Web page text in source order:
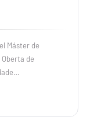
Máster de
de